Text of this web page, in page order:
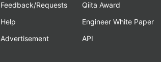
Feedback/Requests
Help
Advertisement
Qiita Award
Engineer White Paper
API